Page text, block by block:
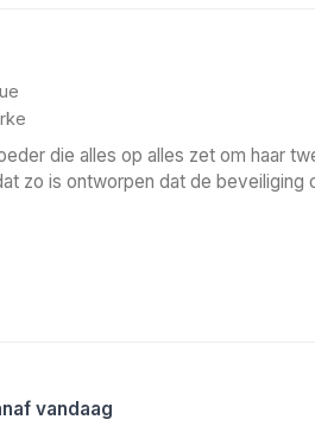
die alles op alles zet om haar
zo is ontworpen dat de beveiliging
vandaag